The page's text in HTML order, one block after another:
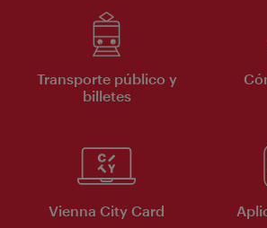
Transporte público y
billetes
Vienna City Card